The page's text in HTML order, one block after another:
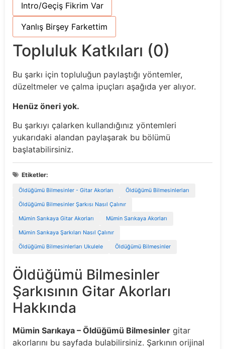
Intro/Geçiş Fikrim Var
Yanlış Birşey Farkettim
Topluluk Katkıları (0)
Bu şarkı için topluluğun paylaştığı yöntemler,
düzeltmeler ve çalma ipuçları aşağıda yer alıyor.
Henüz öneri yok.
Bu şarkıyı çalarken kullandığınız yöntemleri
yukarıdaki alandan paylaşarak bu bölümü
başlatabilirsiniz.
Etiketler:
Öldüğümü Bilmesinler - Gitar Akorları Öldüğümü Bilmesinlerları
Öldüğümü Bilmesinler Şarkısı Nasıl Çalınır
Mümin Sarıkaya Gitar Akorları Mümin Sarıkaya Akorları
Mümin Sarıkaya Şarkıları Nasıl Çalınır
Öldüğümü Bilmesinlerları Ukulele Öldüğümü Bilmesinler
Öldüğümü Bilmesinler
Şarkısının Gitar Akorları
Hakkında
Mümin Sarıkaya – Öldüğümü Bilmesinler gitar
akorlarını bu sayfada bulabilirsiniz. Şarkının orijinal